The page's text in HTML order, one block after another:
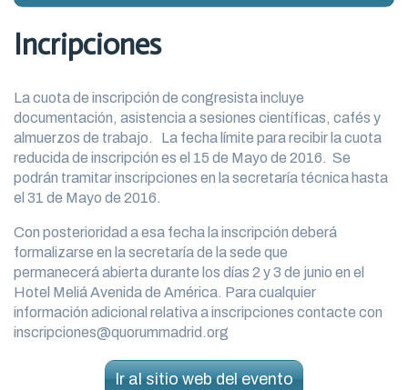
Incripciones
La cuota de inscripción de congresista incluye
documentación, asistencia a sesiones científicas, cafés y
almuerzos de trabajo. La fecha límite para recibir la cuota
reducida de inscripción es el 15 de Mayo de 2016. Se
podrán tramitar inscripciones en la secretaría técnica hasta
el 31 de Mayo de 2016.
Con posterioridad a esa fecha la inscripción deberá
formalizarse en la secretaría de la sede que
permanecerá abierta durante los días 2 y 3 de junio en el
Hotel Meliá Avenida de América. Para cualquier
información adicional relativa a inscripciones contacte con
inscripciones@quorummadrid.org
Ir al sitio web del evento